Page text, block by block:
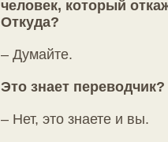
человек, который
Откуда?
– Думайте.
Это знает переводчик?
– Нет, это знаете и вы.